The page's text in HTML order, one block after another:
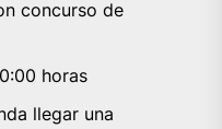
concurso de
horas
llegar una